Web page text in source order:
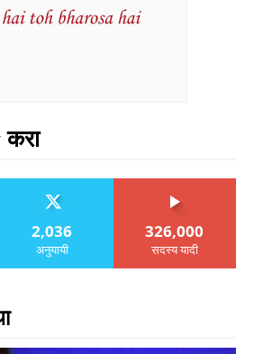
2,036
अनुयायी
326,000
सदस्य यादी